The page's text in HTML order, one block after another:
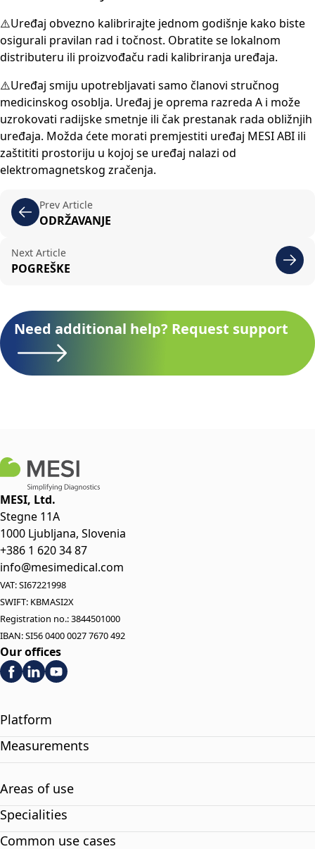
⚠️Uređaj obvezno kalibrirajte jednom godišnje kako biste
osigurali pravilan rad i točnost. Obratite se lokalnom
distributeru ili proizvođaču radi kalibriranja uređaja.
⚠️Uređaj smiju upotrebljavati samo članovi stručnog
medicinskog osoblja. Uređaj je oprema razreda A i može
uzrokovati radijske smetnje ili čak prestanak rada obližnjih
uređaja. Možda ćete morati premjestiti uređaj MESI ABI ili
zaštititi prostoriju u kojoj se uređaj nalazi od
elektromagnetskog zračenja.
Prev Article
ODRŽAVANJE
Next Article
POGREŠKE
Need additional help? Request support
MESI, Ltd.
Stegne 11A
1000 Ljubljana, Slovenia
+386 1 620 34 87
info@mesimedical.com
VAT: SI67221998
SWIFT: KBMASI2X
Registration no.: 3844501000
IBAN: SI56 0400 0027 7670 492
Our offices
Platform
Measurements
Areas of use
Specialities
Common use cases